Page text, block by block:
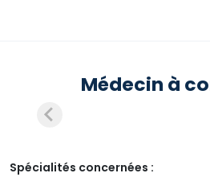
Médecin à
Spécialités concernées :